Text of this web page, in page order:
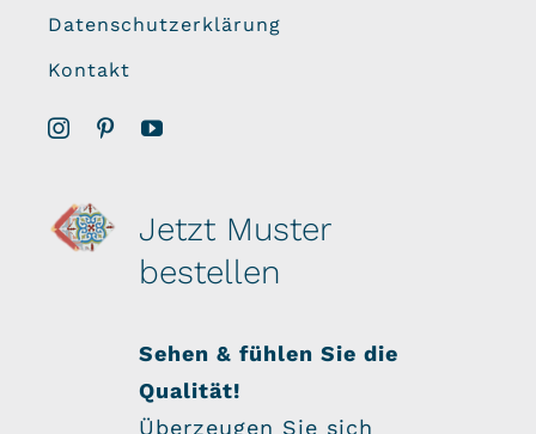
Datenschutzerklärung
Kontakt
Jetzt Muster
bestellen
Sehen & fühlen Sie die
Qualität!
Überzeugen Sie sich